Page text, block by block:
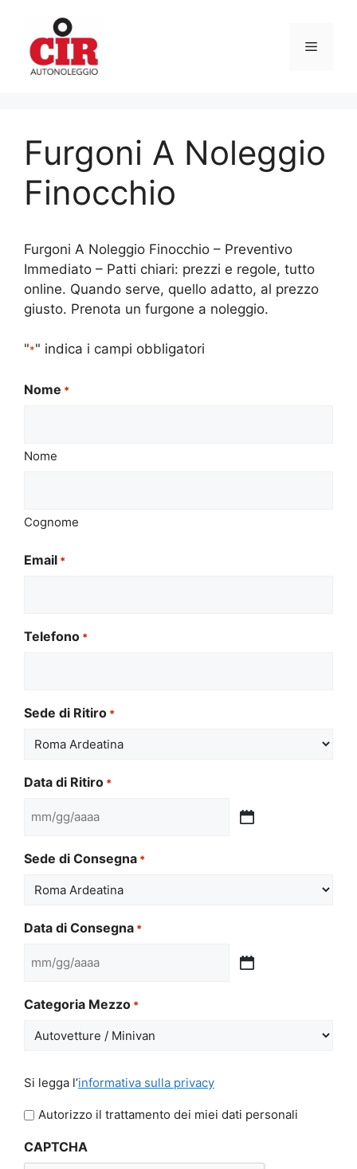
contenuto
Menu
Furgoni A Noleggio
Finocchio
Furgoni A Noleggio Finocchio – Preventivo
Immediato – Patti chiari: prezzi e regole, tutto
online. Quando serve, quello adatto, al prezzo
giusto. Prenota un furgone a noleggio.
"*" indica i campi obbligatori
Nome *
Nome
Cognome
Email *
Telefono *
Sede di Ritiro *
Data di Ritiro *
MM
GG
slash
Sede di Consegna *
Data di Consegna *
MM
GG
slash
Categoria Mezzo *
legga
l'informativa
privacy
Si legga l’informativa sulla privacy
Autorizzo il trattamento dei miei dati personali
CAPTCHA